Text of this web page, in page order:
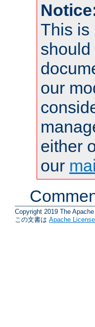
This is
our
either
our
Copyright 2019 The
この文書は Apache